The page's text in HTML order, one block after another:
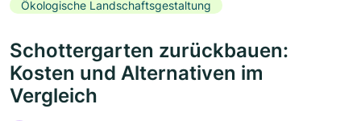
Ökologische Landschaftsgestaltung
Schottergarten zurückbauen:
Kosten und Alternativen im
Vergleich